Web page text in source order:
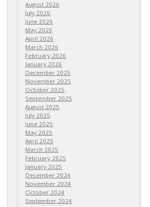
August 2026
July 2026
June 2026
May 2026
April 2026
March 2026
February 2026
January 2026
December 2025
November 2025
October 2025
September 2025
August 2025
July 2025
June 2025
May 2025
April 2025
March 2025
February 2025
January 2025
December 2024
November 2024
October 2024
September 2024